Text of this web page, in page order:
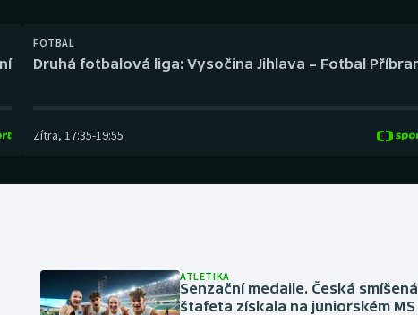
Volejbal
FOTBAL
Druhá fotbalová liga: Vysočina Jihlava – Fotbal
Zítra, 17:35-19:55
ATLETIKA
Senzační medaile. Česká smíšená
štafeta získala na juniorském